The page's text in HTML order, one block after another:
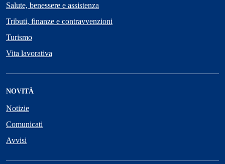
Salute, benessere e assistenza
Tributi, finanze e contravvenzioni
Turismo
Vita lavorativa
NOVITÀ
Notizie
Comunicati
Avvisi